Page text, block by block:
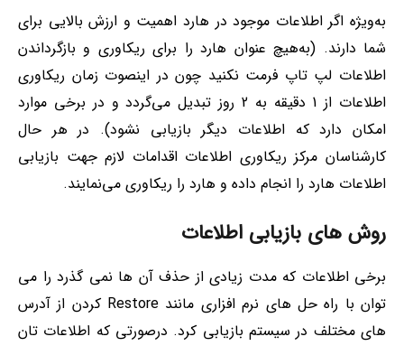
به‌ویژه اگر اطلاعات موجود در هارد اهمیت و ارزش بالایی برای
شما دارند. (به‌هیچ عنوان هارد را برای ریکاوری و بازگرداندن
اطلاعات لپ تاپ فرمت نکنید چون در اینصوت زمان ریکاوری
اطلاعات از 1 دقیقه به 2 روز تبدیل می‌گردد و در برخی موارد
امکان دارد که اطلاعات دیگر بازیابی نشود). در هر حال
کارشناسان مرکز ریکاوری اطلاعات اقدامات لازم جهت بازیابی
اطلاعات هارد را انجام داده و هارد را ریکاوری می‌نمایند.
روش های بازیابی اطلاعات
برخی اطلاعات که مدت زیادی از حذف آن ها نمی گذرد را می
توان با راه حل های نرم افزاری مانند Restore کردن از آدرس
های مختلف در سیستم بازیابی کرد. درصورتی که اطلاعات تان